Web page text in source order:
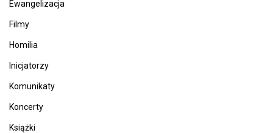
Ewangelizacja
Filmy
Homilia
Inicjatorzy
Komunikaty
Koncerty
Książki